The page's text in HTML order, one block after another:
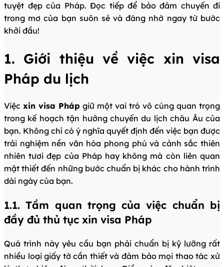
tuyệt đẹp của Pháp. Đọc tiếp để bảo đảm chuyến đi
trong mơ của bạn suôn sẻ và đáng nhớ ngay từ bước
khởi đầu!
1. Giới thiệu về việc xin visa
Pháp du lịch
Việc xin visa Pháp giữ một vai trò vô cùng quan trọng
trong kế hoạch tận hưởng chuyến du lịch châu Âu của
bạn. Không chỉ có ý nghĩa quyết định đến việc bạn được
trải nghiệm nền văn hóa phong phú và cảnh sắc thiên
nhiên tươi đẹp của Pháp hay không mà còn liên quan
mật thiết đến những bước chuẩn bị khác cho hành trình
dài ngày của bạn.
1.1. Tầm quan trọng của việc chuẩn bị
đầy đủ thủ tục xin visa Pháp
Quá trình này yêu cầu bạn phải chuẩn bị kỹ lưỡng rất
nhiều loại giấy tờ cần thiết và đảm bảo mọi thao tác xử